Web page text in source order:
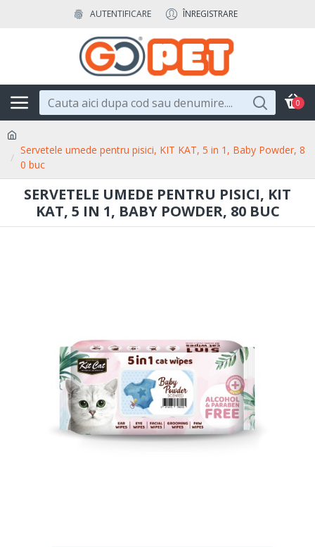
AUTENTIFICARE ÎNREGISTRARE
0
Servetele umede pentru pisici, KIT KAT, 5 in 1, Baby Powder, 8
0 buc
SERVETELE UMEDE PENTRU PISICI, KIT
KAT, 5 IN 1, BABY POWDER, 80 BUC